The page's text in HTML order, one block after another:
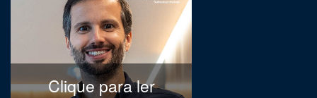
Clique para ler